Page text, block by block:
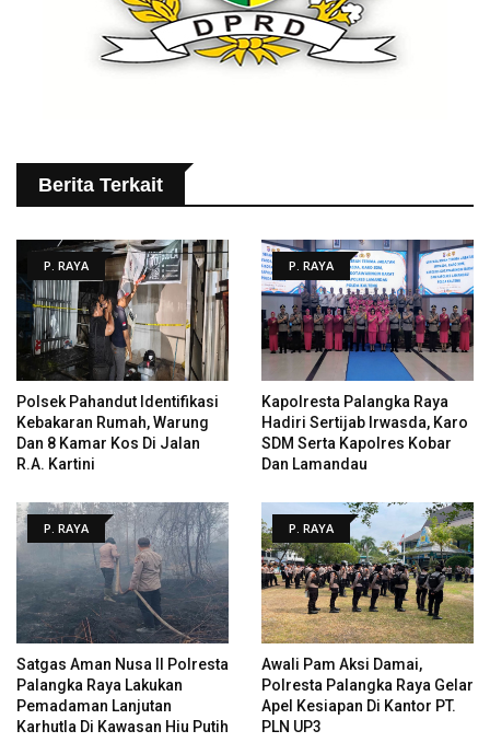
Berita Terkait
P. RAYA
Polsek Pahandut Identifikasi
Kebakaran Rumah, Warung
Dan 8 Kamar Kos Di Jalan
R.A. Kartini
P. RAYA
Kapolresta Palangka Raya
Hadiri Sertijab Irwasda, Karo
SDM Serta Kapolres Kobar
Dan Lamandau
P. RAYA
Satgas Aman Nusa II Polresta
Palangka Raya Lakukan
Pemadaman Lanjutan
Karhutla Di Kawasan Hiu Putih
P. RAYA
Awali Pam Aksi Damai,
Polresta Palangka Raya Gelar
Apel Kesiapan Di Kantor PT.
PLN UP3